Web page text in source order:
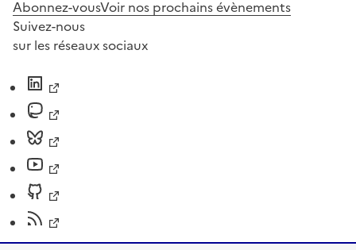
Abonnez-vousVoir nos prochains évènements
Suivez-nous
sur les réseaux sociaux